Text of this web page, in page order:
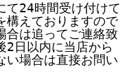
て24時間受け付けて
構えておりますので
合は追ってご連絡致
2日以内に当店から
い場合は直接お問い